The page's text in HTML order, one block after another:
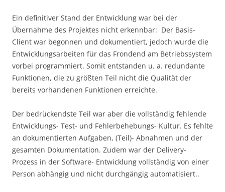
Ein definitiver Stand der Entwicklung war bei der
Übernahme des Projektes nicht erkennbar: Der Basis-
Client war begonnen und dokumentiert, jedoch wurde die
Entwicklungsarbeiten für das Frondend am Betriebssystem
vorbei programmiert. Somit entstanden u. a. redundante
Funktionen, die zu größten Teil nicht die Qualität der
bereits vorhandenen Funktionen erreichte.
Der bedrückendste Teil war aber die vollständig fehlende
Entwicklungs- Test- und Fehlerbehebungs- Kultur. Es fehlte
an dokumentierten Aufgaben, (Teil)- Abnahmen und der
gesamten Dokumentation. Zudem war der Delivery-
Prozess in der Software- Entwicklung vollständig von einer
Person abhängig und nicht durchgängig automatisiert..